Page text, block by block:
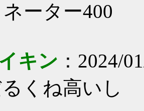
ーター400
キン ：2024/
くね高いし